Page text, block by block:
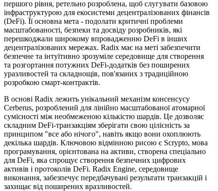
першого рівня, ретельно розроблена, щоб слугувати базовою
інфраструктурою для екосистеми децентралізованих фінансів
(DeFi). Її основна мета - подолати критичні проблеми
масштабованості, безпеки та досвіду розробників, які
перешкоджали широкому впровадженню DeFi в інших
децентралізованих мережах. Radix має на меті забезпечити
безпечне та інтуїтивно зрозуміле середовище для створення
та розгортання потужних DeFi-додатків без поширених
уразливостей та складнощів, пов'язаних з традиційною
розробкою смарт-контрактів.
В основі Radix лежить унікальний механізм консенсусу
Cerberus, розроблений для лінійно масштабованої атомарної
сумісності між необмеженою кількістю шардів. Це дозволяє
складним DeFi-транзакціям зберігати свою цілісність за
принципом "все або нічого", навіть якщо вони охоплюють
декілька шардів. Ключовою відмінною рисою є Scrypto, мова
програмування, орієнтована на активи, створена спеціально
для DeFi, яка спрощує створення безпечних цифрових
активів і протоколів DeFi. Radix Engine, середовище
виконання, забезпечує передбачувані результати транзакцій і
захищає від поширених вразливостей.